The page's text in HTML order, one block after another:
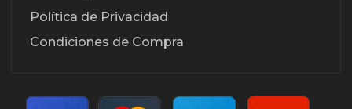
Política de Privacidad
Condiciones de Compra